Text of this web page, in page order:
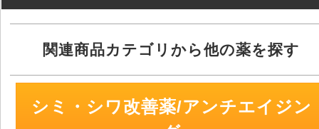
関連商品カテゴリから他の薬を探す
シミ・シワ改善薬/アンチエイジン